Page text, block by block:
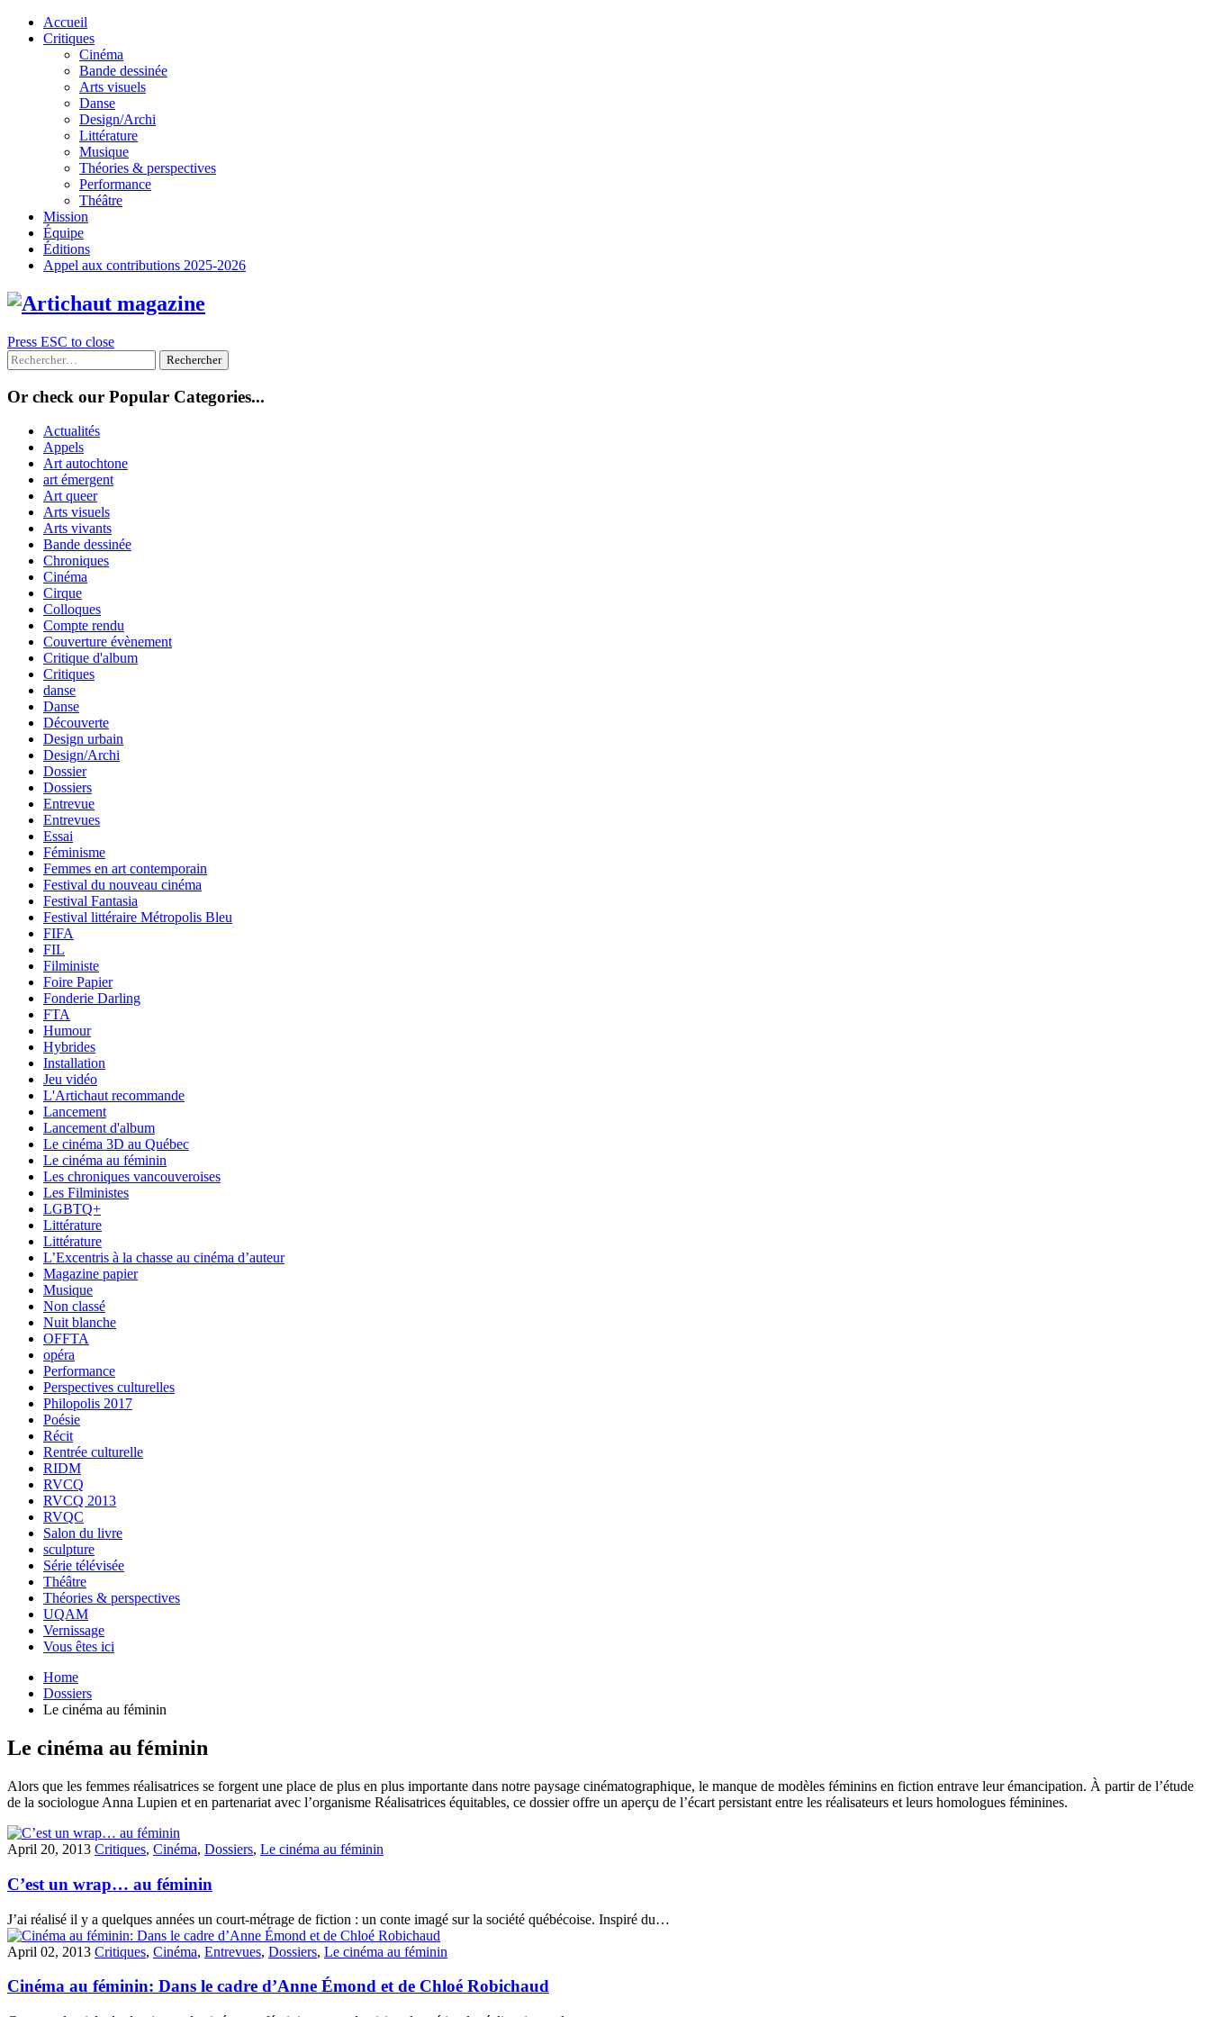
Skip
Accueil
Critiques
Cinéma
Bande dessinée
Arts visuels
Danse
Design/Archi
Littérature
Musique
Théories & perspectives
Performance
Théâtre
Mission
Équipe
Éditions
Appel aux contributions 2025-2026
Press ESC to close
Rechercher :
Or check our Popular Categories...
Actualités
Appels
Art autochtone
art émergent
Art queer
Arts visuels
Arts vivants
Bande dessinée
Chroniques
Cinéma
Cirque
Colloques
Compte rendu
Couverture évènement
Critique d'album
Critiques
danse
Danse
Découverte
Design urbain
Design/Archi
Dossier
Dossiers
Entrevue
Entrevues
Essai
Féminisme
Femmes en art contemporain
Festival du nouveau cinéma
Festival Fantasia
Festival littéraire Métropolis Bleu
FIFA
FIL
Filministe
Foire Papier
Fonderie Darling
FTA
Humour
Hybrides
Installation
Jeu vidéo
L'Artichaut recommande
Lancement
Lancement d'album
Le cinéma 3D au Québec
Le cinéma au féminin
Les chroniques vancouveroises
Les Filministes
LGBTQ+
Littérature
Littérature
L’Excentris à la chasse au cinéma d’auteur
Magazine papier
Musique
Non classé
Nuit blanche
OFFTA
opéra
Performance
Perspectives culturelles
Philopolis 2017
Poésie
Récit
Rentrée culturelle
RIDM
RVCQ
RVCQ 2013
RVQC
Salon du livre
sculpture
Série télévisée
Théâtre
Théories & perspectives
UQAM
Vernissage
Vous êtes ici
Home
Dossiers
Le cinéma au féminin
Le cinéma au féminin
Alors que les femmes réalisatrices se forgent une place de plus en plus importante dans notre paysage cinématographique, le manque de modèles féminins en fiction entrave leur émancipation. À partir de l’étude
de la sociologue Anna Lupien et en partenariat avec l’organisme Réalisatrices équitables, ce dossier offre un aperçu de l’écart persistant entre les réalisateurs et leurs homologues féminines.
April 20, 2013 Critiques, Cinéma, Dossiers, Le cinéma au féminin
C’est un wrap… au féminin
J’ai réalisé il y a quelques années un court-métrage de fiction : un conte imagé sur la société québécoise. Inspiré du…
April 02, 2013 Critiques, Cinéma, Entrevues, Dossiers, Le cinéma au féminin
Cinéma au féminin: Dans le cadre d’Anne Émond et de Chloé Robichaud